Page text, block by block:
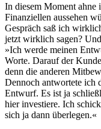
In diesem Moment ahne
Finanziellen aussehen
Gespräch saß ich
jetzt wirklich sagen?
»Ich werde meinen
Worte. Darauf der
denn die anderen
Dennoch antwortete ich
Entwurf. Es ist ja
hier investiere. Ich
sich ja dann überlegen.«